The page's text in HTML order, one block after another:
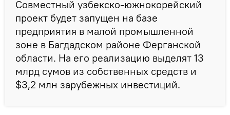
Совместный узбекско-южнокорейский
проект будет запущен на базе
предприятия в малой промышленной
зоне в Багдадском районе Ферганской
области. На его реализацию выделят 13
млрд сумов из собственных средств и
$3,2 млн зарубежных инвестиций.